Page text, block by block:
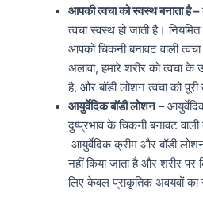
आपकी त्वचा को स्वस्थ बनाता है –
त्वचा स्वस्थ हो जाती है।
आपको चिकनी बनावट वाली
अलावा, हमारे शरीर को त्वचा के
है, और बॉडी लोशन त्वचा को
आयुर्वेदिक बॉडी लोशन–
दुष्प्रभाव के चिकनी बनावट
आयुर्वेदिक क्रीम और बॉडी
नहीं किया जाता है और शरीर पर
लिए केवल प्राकृतिक अवयवों का